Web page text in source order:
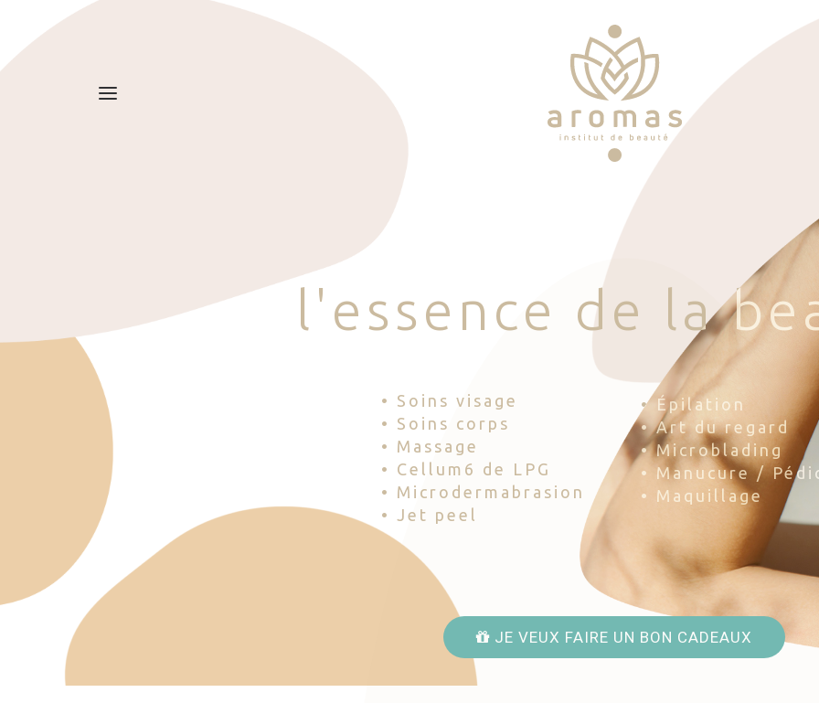
l 'esse nce d e la be
• Soins visage
• Soins corps
• Massage
• Cellum6 de LPG
• Microdermabrasion
• Jet peel
• Épilation
• Art du regard
• Microblading
• Manucure /
• Maquillage
JE VEUX FAIRE UN BON CADEAUX